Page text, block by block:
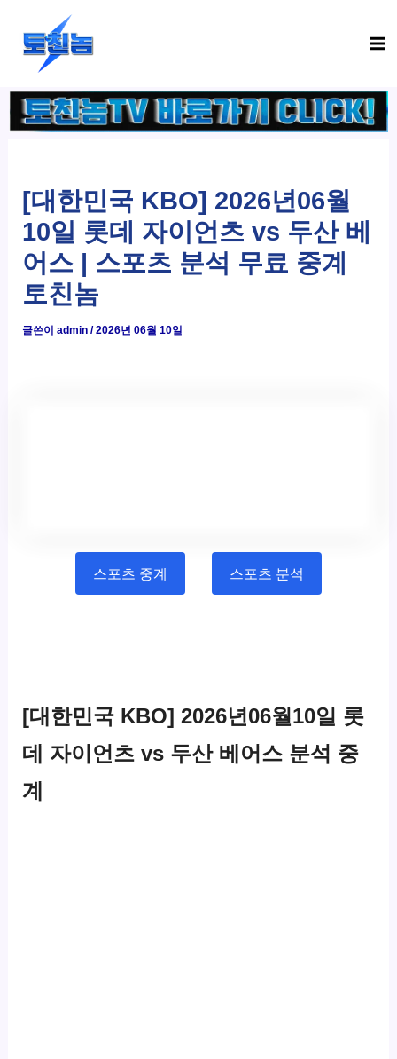
건
너
[대한민국 KBO] 2026년06월
10일 롯데 자이언츠 vs 두산 베
어스 | 스포츠 분석 무료 중계
토친놈
글쓴이admin/2026년 06월 10일
스포츠 중계 스포츠 분석
[대한민국 KBO] 2026년06월10일 롯
데 자이언츠 vs 두산 베어스 분석 중
계